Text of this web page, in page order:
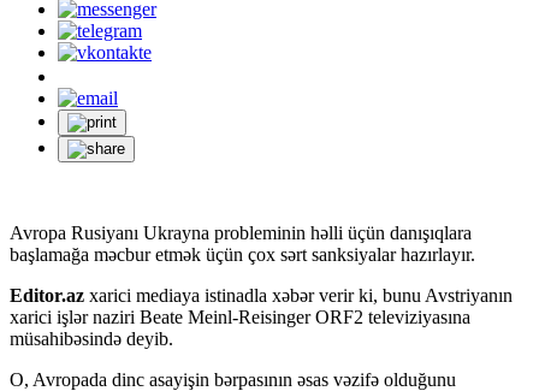
Avropa Rusiyanı Ukrayna probleminin həlli üçün danışıqlara
başlamağa məcbur etmək üçün çox sərt sanksiyalar hazırlayır.
Editor.az xarici mediaya istinadla xəbər verir ki, bunu Avstriyanın
xarici işlər naziri Beate Meinl-Reisinger ORF2 televiziyasına
müsahibəsində deyib.
O, Avropada dinc asayişin bərpasının əsas vəzifə olduğunu